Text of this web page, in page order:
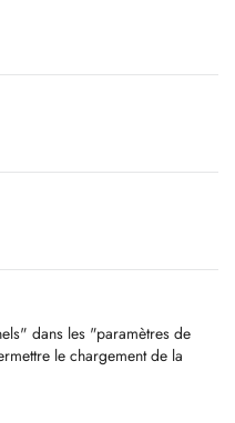
dans les "paramètres de
le chargement de la